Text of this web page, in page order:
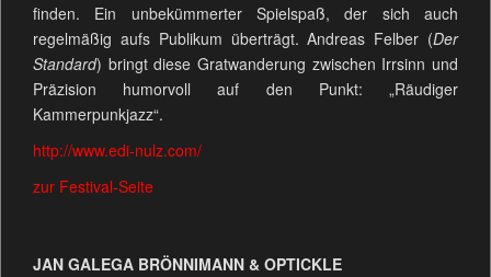
finden. Ein unbekümmerter Spielspaß, der sich auch
regelmäßig aufs Publikum überträgt. Andreas Felber (Der
Standard) bringt diese Gratwanderung zwischen Irrsinn und
Präzision humorvoll auf den Punkt: „Räudiger
Kammerpunkjazz“.
http://www.edi-nulz.com/
zur Festival-Seite
JAN GALEGA BRÖNNIMANN & OPTICKLE